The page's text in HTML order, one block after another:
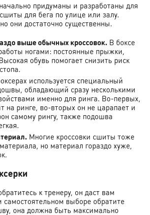
придуманы и разработаны для
для бега по улице или залу.
они достаточно существенны.
выше обычных кроссовок. В боксе
ногами: постоянные прыжки,
обувь помогает снизить риск
используется специальный
обладающий сразу несколькими
именно для ринга. Во-первых,
на ринге, во-вторых он не царапает и
самому рингу, также подошва
Многие кроссовки сшиты тоже
но материал гораздо хуже,
к тренеру, он даст вам
выборе обратите
она должна быть максимально